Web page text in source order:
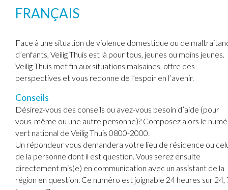
FRANÇAIS
Face à une situation de violence domestique ou de
d’enfants, Veilig Thuis est là pour tous, jeunes ou moins jeunes.
Veilig Thuis met fin aux situations malsaines, offre des
perspectives et vous redonne de l’espoir en l’avenir.
Conseils
Désirez-vous des conseils ou avez-vous besoin d’aide (pour
vous-même ou une autre personne)? Composez alors le
vert national de Veilig Thuis 0800-2000.
Un répondeur vous demandera votre lieu de résidence ou
de la personne dont il est question. Vous serez ensuite
directement mis(e) en communication avec un assistant de la
région en question. Ce numéro est joignable 24 heures sur 24,